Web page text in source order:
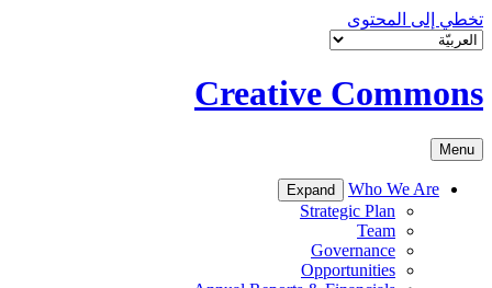
تخطي إلى المحتوى
Creative Commons
Menu
Who We Are
Expand
Strategic Plan
Team
Governance
Opportunities